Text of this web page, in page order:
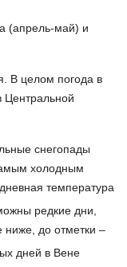
(апрель-май) и
В целом погода в
Центральной
снегопады
холодным
температура
редкие дни,
ниже, до отметки –
дней в Вене